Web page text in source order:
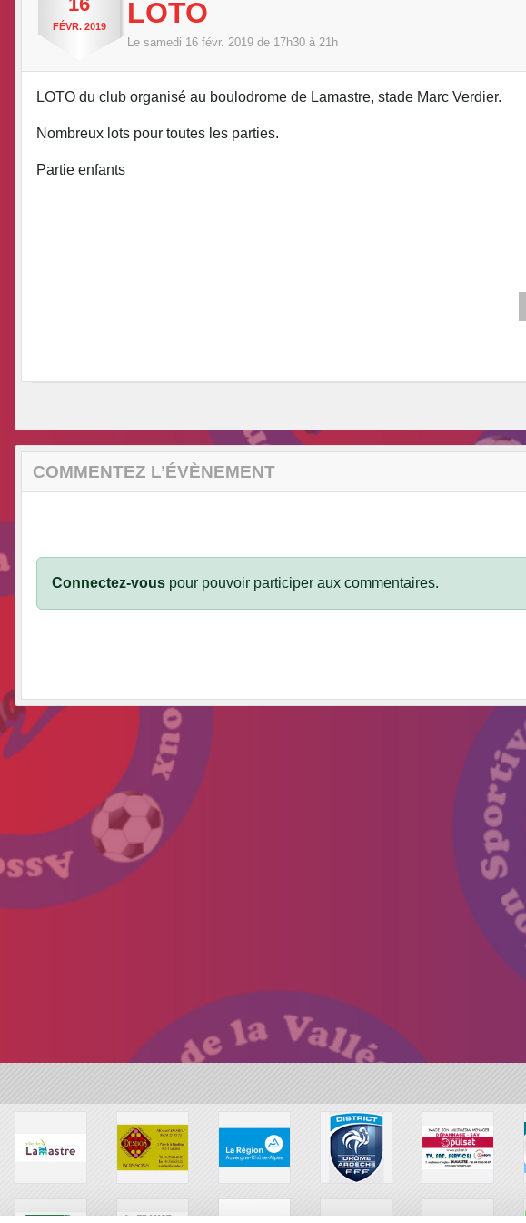
FÉVR. 2019 LOTO
Le samedi 16 févr. 2019 de 17h30 à 21h
LOTO du club organisé au boulodrome de Lamastre, stade Marc Verdier.
Nombreux lots pour toutes les parties.
Partie enfants
COMMENTEZ L’ÉVÈNEMENT
Connectez-vous pour pouvoir participer aux commentaires.